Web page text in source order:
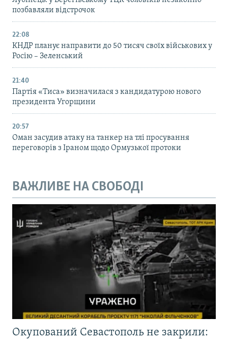
позбавляли відстрочок
22:08
КНДР планує направити до 50 тисяч своїх військових у
Росію – Зеленський
21:40
Партія «Тиса» визначилася з кандидатурою нового
президента Угорщини
20:57
Оман засудив атаку на танкер на тлі просування
переговорів з Іраном щодо Ормузької протоки
ВАЖЛИВЕ НА СВОБОДІ
Окупований Севастополь не закрили: